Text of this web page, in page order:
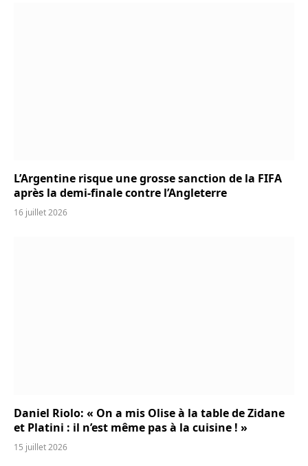
L’Argentine risque une grosse sanction de la FIFA
après la demi-finale contre l’Angleterre
16 juillet 2026
Daniel Riolo: « On a mis Olise à la table de Zidane
et Platini : il n’est même pas à la cuisine ! »
15 juillet 2026